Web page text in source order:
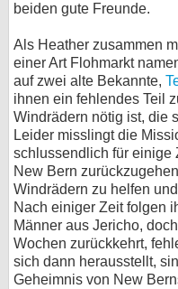
beiden gute Freunde.
Als Heather zusammen
einer Art Flohmarkt
auf zwei alte Bekannte,
ihnen ein fehlendes Teil
Windrädern nötig ist, die
Leider misslingt die
schlussendlich für einige
New Bern
Windrädern zu helfen
Nach einiger Zeit folgen
Männer aus Jericho,
Wochen zurückkehrt,
sich dann herausstellt,
Geheimnis von New